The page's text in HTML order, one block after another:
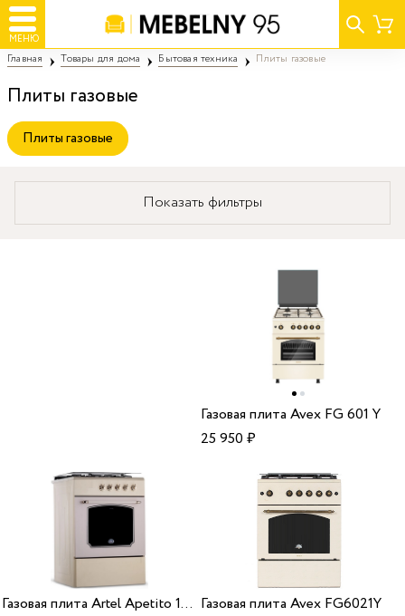
МЕНЮ
Главная Товары для дома Бытовая техника Плиты газовые
Плиты газовые
Плиты газовые
Показать фильтры
Газовая плита Avex FG 601 Y
25 950₽
Газовая плита Artel Apetito 10-G Beige ГК Газовая плита Avex FG6021Y